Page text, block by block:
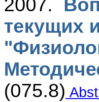
2007.
текущих
(075.8)